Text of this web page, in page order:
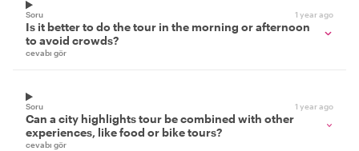
Soru 1 year ago
Is it better to do the tour in the morning or afternoon
to avoid crowds?
cevabı gör
Soru 1 year ago
Can a city highlights tour be combined with other
experiences, like food or bike tours?
cevabı gör